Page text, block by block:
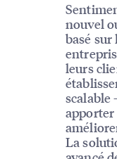
nouvel
basé sur
leurs
scalable
apporter
La